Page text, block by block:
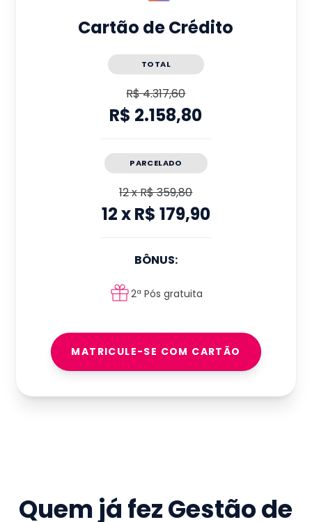
Cartão de Crédito
TOTAL
R$ 4.317,60
R$ 2.158,80
PARCELADO
12xR$ 359,80
12xR$ 179,90
BÔNUS:
2ª Pós gratuita
MATRICULE-SE COM CARTÃO
Quem já fezGestão de